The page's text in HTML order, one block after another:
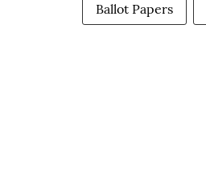
Ballot Papers